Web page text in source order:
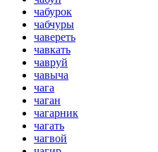
чабурок
чабчуры
чавереть
чавкать
чавруй
чавыча
чага
чаган
чагарник
чагать
чагвой